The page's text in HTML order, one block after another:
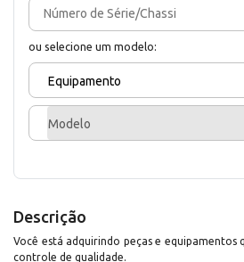
ou selecione um modelo:
Equipamento
Modelo
Descrição
Você está adquirindo peças e equipamentos
controle de qualidade.